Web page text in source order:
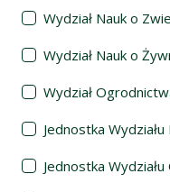
Wydział Nauk o
Wydział Nauk o
Wydział
Jednostka
Jednostka